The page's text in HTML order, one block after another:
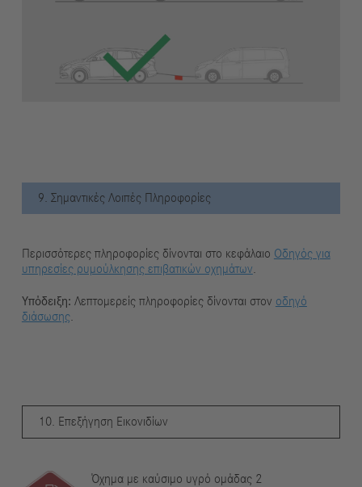
9. Σημαντικές Λοιπές Πληροφορίες
Περισσότερες πληροφορίες δίνονται στο κεφάλαιο Οδηγός για
υπηρεσίες ρυμούλκησης επιβατικών οχημάτων.
Υπόδειξη: Λεπτομερείς πληροφορίες δίνονται στον οδηγό
διάσωσης.
10. Επεξήγηση Εικονιδίων
Όχημα με καύσιμο υγρό ομάδας 2